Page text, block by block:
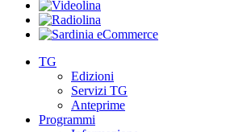
TG
Edizioni
Servizi TG
Anteprime
Programmi